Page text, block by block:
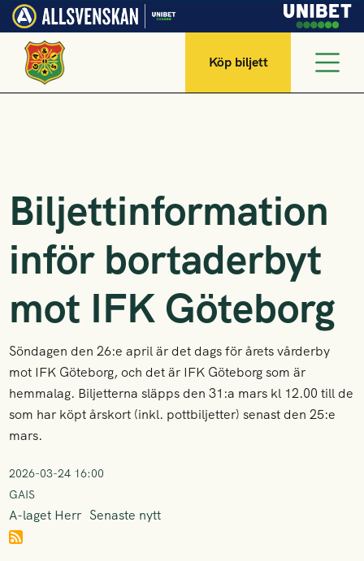
Köp biljett
Biljettinformation
inför bortaderbyt
mot IFK Göteborg
Söndagen den 26:e april är det dags för årets vårderby
mot IFK Göteborg, och det är IFK Göteborg som är
hemmalag. Biljetterna släpps den 31:a mars kl 12.00 till de
som har köpt årskort (inkl. pottbiljetter) senast den 25:e
mars.
2026-03-24 16:00
GAIS
A-laget Herr Senaste nytt